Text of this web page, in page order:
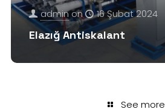
adminon 16 Şubat 2024
Elazığ Antiskalant
See more